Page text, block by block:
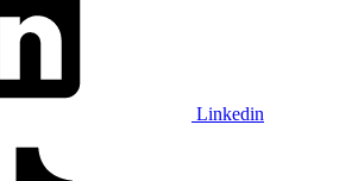
Linkedin